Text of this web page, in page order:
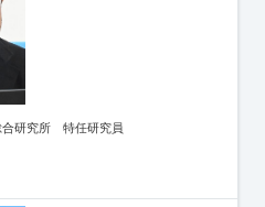
研究所 特任研究員